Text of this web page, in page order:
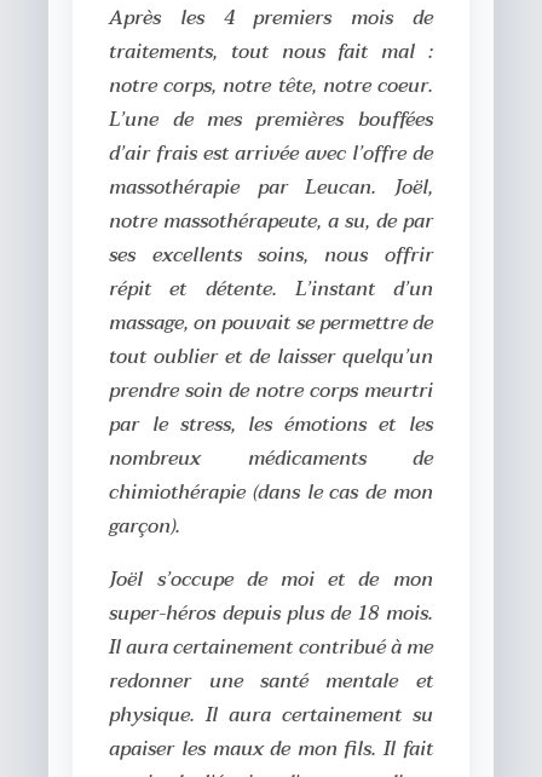
Après les 4 premiers mois de
traitements, tout nous fait mal :
notre corps, notre tête, notre coeur.
L’une de mes premières bouffées
d’air frais est arrivée avec l’offre de
massothérapie par Leucan. Joël,
notre massothérapeute, a su, de par
ses excellents soins, nous offrir
répit et détente. L’instant d’un
massage, on pouvait se permettre de
tout oublier et de laisser quelqu’un
prendre soin de notre corps meurtri
par le stress, les émotions et les
nombreux médicaments de
chimiothérapie (dans le cas de mon
garçon).
Joël s’occupe de moi et de mon
super-héros depuis plus de 18 mois.
Il aura certainement contribué à me
redonner une santé mentale et
physique. Il aura certainement su
apaiser les maux de mon fils. Il fait